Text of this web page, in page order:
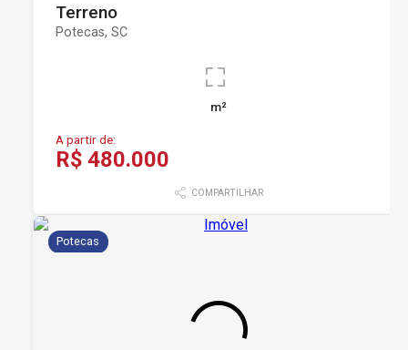
Terreno
Potecas, SC
m²
A partir de:
R$ 480.000
COMPARTILHAR
Potecas